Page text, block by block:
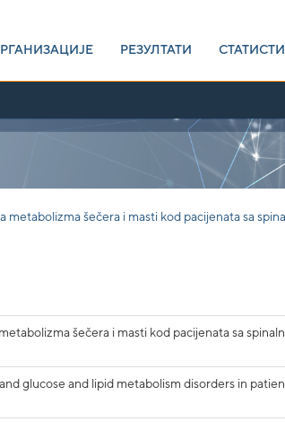
РЕЗУЛТАТИ
šečera i masti kod pacijenata sa
šečera i masti kod pacijenata sa
glucose and lipid metabolism disorders in